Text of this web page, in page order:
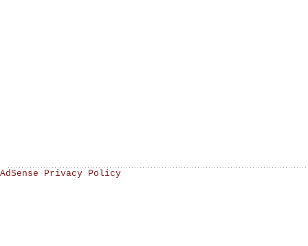
AdSense Privacy Policy